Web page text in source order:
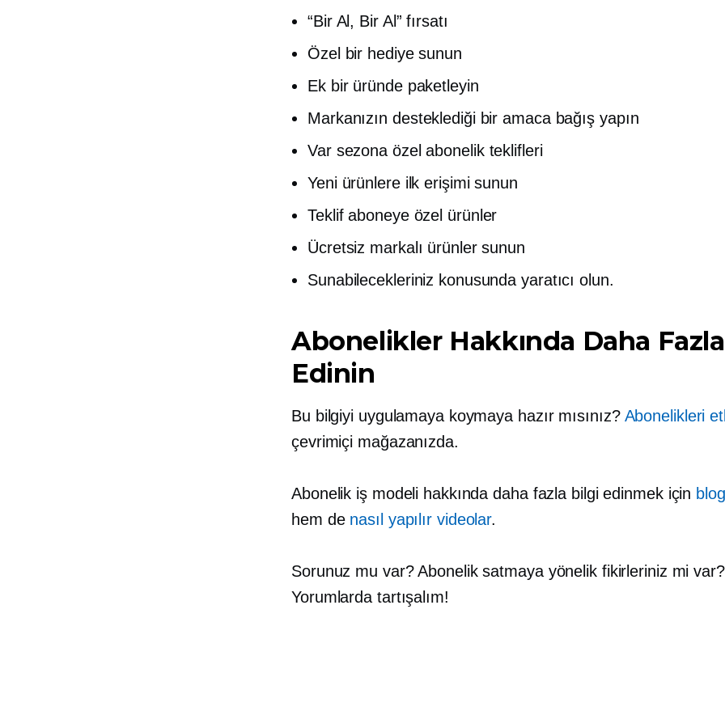
“Bir Al, Bir Al” fırsatı
Özel bir hediye sunun
Ek bir üründe paketleyin
Markanızın desteklediği bir amaca bağış yapın
Var sezona özelabonelik teklifleri
Yeni ürünlere ilk erişimi sunun
Teklifaboneye özel ürünler
Ücretsiz markalı ürünler sunun
Sunabilecekleriniz konusunda yaratıcı olun.
Abonelikler Hakkında Daha
Edinin
Bu bilgiyi uygulamaya koymaya hazır mısınız? Abonelikleri
çevrimiçi mağazanızda.
Abonelik iş modeli hakkında daha fazla bilgi edinmek için
hem de nasıl yapılır videolar.
Sorunuz mu var? Abonelik satmaya yönelik fikirleriniz mi var?
Yorumlarda tartışalım!